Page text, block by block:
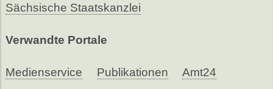
Sächsische Staatskanzlei
Verwandte Portale
Medienservice Publikationen Amt24